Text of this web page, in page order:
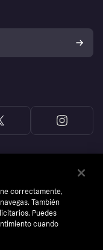
correctamente,
También
Puedes
cuando